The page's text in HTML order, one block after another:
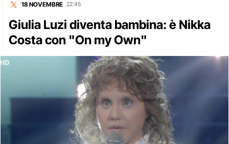
18 NOVEMBRE 22:45
Giulia Luzi diventa bambina: è Nikka
Costa con "On my Own"